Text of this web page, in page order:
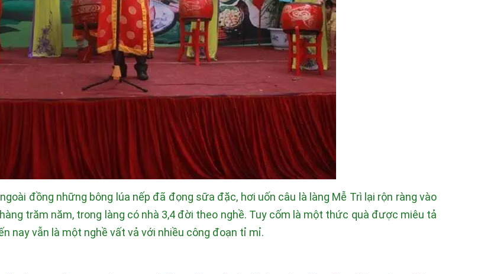
đồng những bông lúa nếp đã đọng sữa đặc, hơi uốn câu là làng Mễ Trì lại rộn ràng vào
trăm năm, trong làng có nhà 3,4 đời theo nghề. Tuy cốm là một thức quà được miêu tả
nay vẫn là một nghề vất vả với nhiều công đoạn tỉ mỉ.